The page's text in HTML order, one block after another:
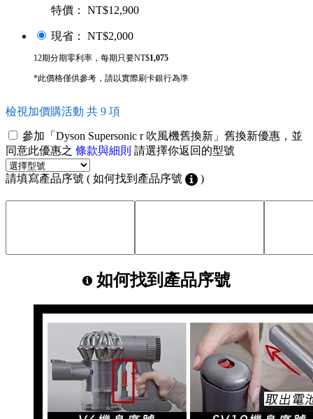
特價： NT$12,900
現省： NT$2,000
12期分期零利率，每期只要NT$1,075
*此價格僅供參考，請以實際刷卡銀行為準
檢視加價購活動 共 9 項
參加「Dyson Supersonic r 吹風機舊換新」舊換新優惠，並
同意此優惠之 條款與細則 請選擇你返回的型號
請填寫產品序號 ( 如何找到產品序號 )
如何找到產品序號